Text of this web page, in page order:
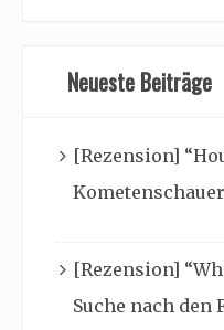
Neueste Beiträge
[Rezension]
[Rezension]
Suche nach den